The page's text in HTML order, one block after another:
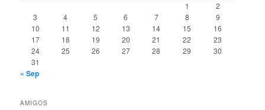
1
2
3
4 5 6 7 8
9
10
11 12 13 14 15
16
17
18 19 20 21 22
23
24
25 26 27 28 29
30
31
« Sep
AMIGOS